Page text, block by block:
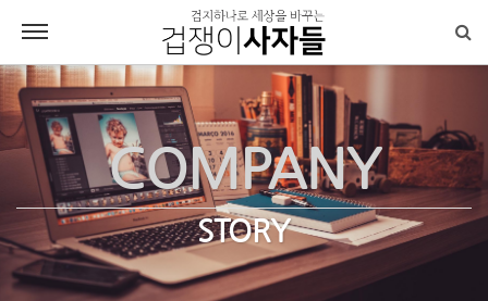
COMPANY
STORY